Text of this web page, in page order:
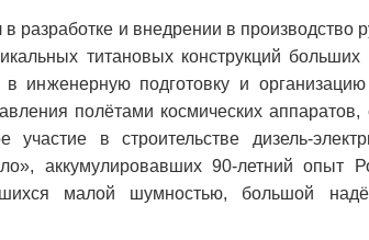
разработке и внедрении в производство
титановых конструкций
инженерную подготовку и организацию
полётами космических аппаратов,
участие в строительстве дизель-
аккумулировавших 90-летний опыт
малой шумностью, большой